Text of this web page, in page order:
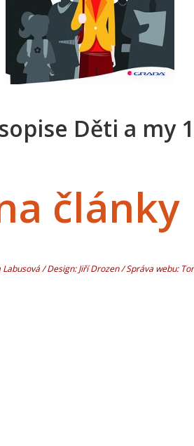
Děti a my
články
/ Design: Jiří Drozen / Správa webu: